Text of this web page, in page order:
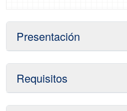
Presentación
Requisitos